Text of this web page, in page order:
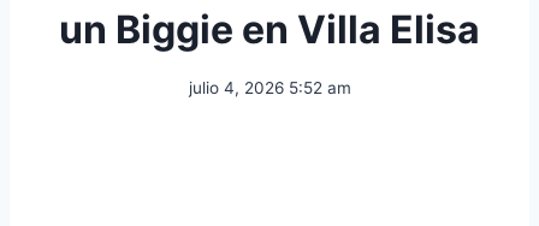
un Biggie en Villa Elisa
julio 4, 2026 5:52 am